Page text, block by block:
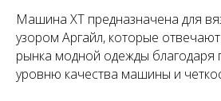
Машина XT предназначена для
узором Аргайл, которые
рынка модной одежды благодаря
уровню качества машины и